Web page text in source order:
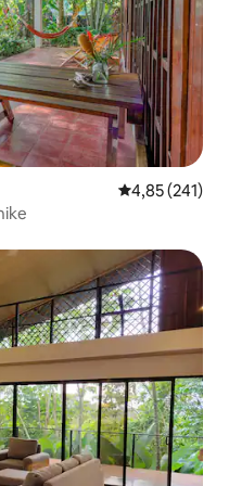
Vidutinis
4,85 (241)